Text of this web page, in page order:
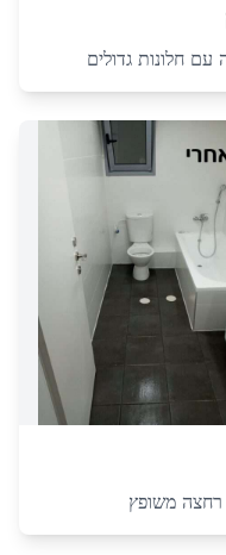
עם חלונות גדולים
רחצה משופץ